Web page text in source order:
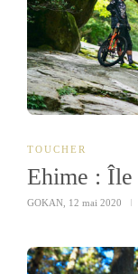
TOUCHER
Ehime : Île
GOKAN 12 mai 2020